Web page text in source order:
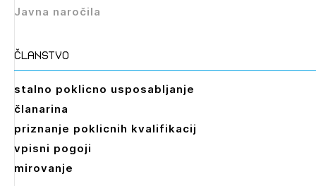
Javna naročila
članstvo
stalno poklicno usposabljanje
članarina
priznanje poklicnih kvalifikacij
vpisni pogoji
mirovanje